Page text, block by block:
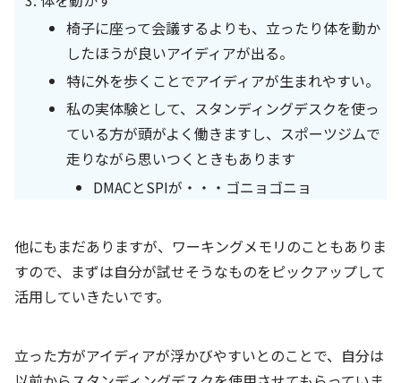
椅子に座って会議するよりも、立ったり体を動か
したほうが良いアイディアが出る。
特に外を歩くことでアイディアが生まれやすい。
私の実体験として、スタンディングデスクを使っ
ている方が頭がよく働きますし、スポーツジムで
走りながら思いつくときもあります
DMACとSPIが・・・ゴニョゴニョ
他にもまだありますが、ワーキングメモリのこともありま
すので、まずは自分が試せそうなものをピックアップして
活用していきたいです。
立った方がアイディアが浮かびやすいとのことで、自分は